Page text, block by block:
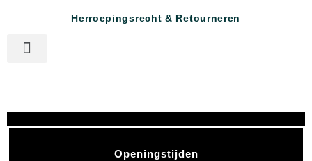
Herroepingsrecht & Retourneren
Openingstijden